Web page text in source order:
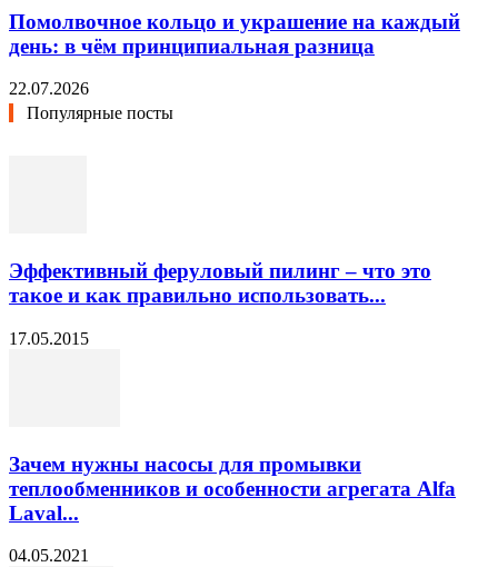
Помолвочное кольцо и украшение на каждый
день: в чём принципиальная разница
22.07.2026
Популярные посты
Эффективный феруловый пилинг – что это
такое и как правильно использовать...
17.05.2015
Зачем нужны насосы для промывки
теплообменников и особенности агрегата Alfa
Laval...
04.05.2021